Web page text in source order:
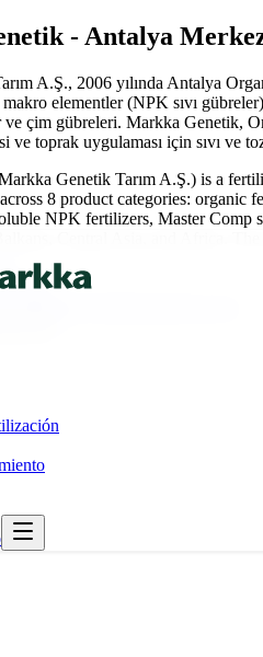
- Antalya
A.Ş., 2006 yılında Antalya
makro elementler (NPK sıvı
ve çim gübreleri. Markka Genetik,
ve toprak uygulaması için sıvı ve
Genetik Tarım A.Ş.) is a
8 product categories: organic
NPK fertilizers, Master Comp